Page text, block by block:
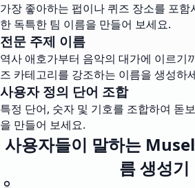
가장 좋아하는 펍이나 퀴즈 장소를 포함
한 독특한 팀 이름을 만들어 보세요.
전문 주제 이름
역사 애호가부터 음악의 대가에 이르기
즈 카테고리를 강조하는 이름을 생성하
사용자 정의 단어 조합
특정 단어, 숫자 및 기호를 조합하여 돋
을 만들어 보세요.
사용자들이 말하는
름 생성기